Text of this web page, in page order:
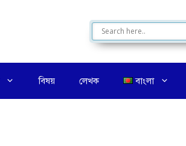
বিষয় লেখক বাংলা